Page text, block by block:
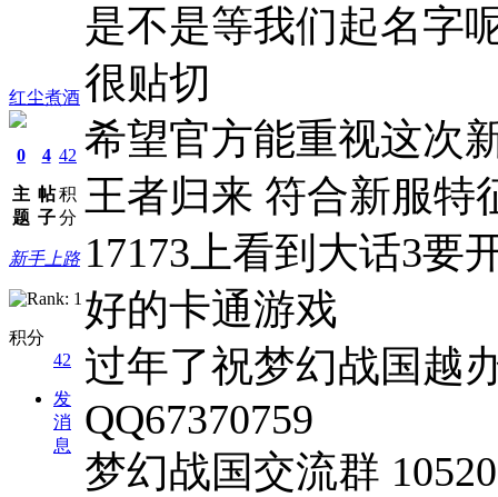
红尘煮酒
0
主
题
4
帖
子
42
积
分
新手上路
积分
42
发
消
息
是不是等我们起名字
很贴切
希望官方能重视这次
王者归来 符合新服特
17173上看到大话3要
好的卡通游戏
过年了祝梦幻战国越
QQ67370759
梦幻战国交流群